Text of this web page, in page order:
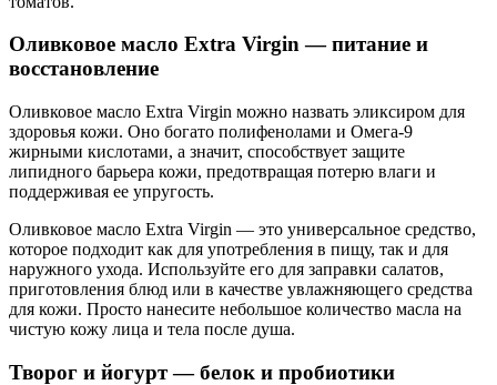
Оливковое масло Extra Virgin — питание и
восстановление
Оливковое масло Extra Virgin можно назвать эликсиром для
здоровья кожи. Оно богато полифенолами и Омега-9
жирными кислотами, а значит, способствует защите
липидного барьера кожи, предотвращая потерю влаги и
поддерживая ее упругость.
Оливковое масло Extra Virgin — это универсальное средство,
которое подходит как для употребления в пищу, так и для
наружного ухода. Используйте его для заправки салатов,
приготовления блюд или в качестве увлажняющего средства
для кожи. Просто нанесите небольшое количество масла на
чистую кожу лица и тела после душа.
Творог и йогурт — белок и пробиотики